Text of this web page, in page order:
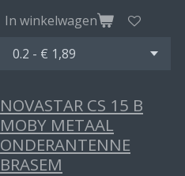
In winkelwagen
NOVASTAR CS 15 B
MOBY METAAL
ONDERANTENNE
BRASEM